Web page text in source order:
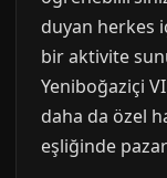
duyan herkes
bir aktivite
Yeniboğaziçi
daha da özel
eşliğinde